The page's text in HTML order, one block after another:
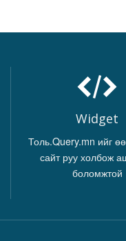
Widget
Толь.Query.mn ийг
сайт руу холбож
боломжтой